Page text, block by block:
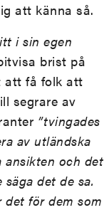
att känna så.
i sin egen
brist på
att få folk att
segrare av
”tvingades
av utländska
ansikten och det
det de sa.
det för dem som